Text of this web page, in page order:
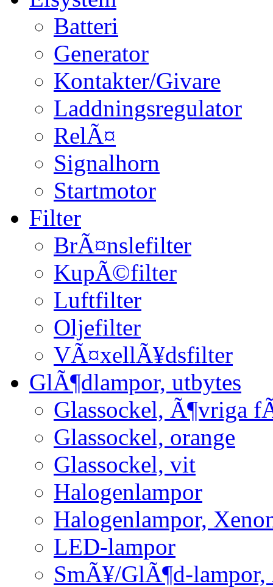
Batteri
Generator
Kontakter/Givare
Laddningsregulator
RelÃ¤
Signalhorn
Startmotor
Filter
BrÃ¤nslefilter
KupÃ©filter
Luftfilter
Oljefilter
VÃ¤xellÃ¥dsfilter
GlÃ¶dlampor, utbytes
Glassockel, Ã¶vriga
Glassockel, orange
Glassockel, vit
Halogenlampor
Halogenlampor,
LED-lampor
SmÃ¥/GlÃ¶d-